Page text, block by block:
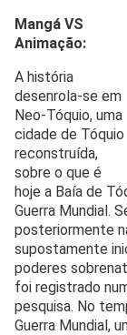
Mangá VS
Animação:
A história
desenrola-se em
Neo-Tóquio, uma
cidade de Tóquio
reconstruída,
sobre o que é
hoje a Baía de
Guerra Mundial.
posteriormente
supostamente
poderes
foi registrado
pesquisa. No
Guerra Mundial,